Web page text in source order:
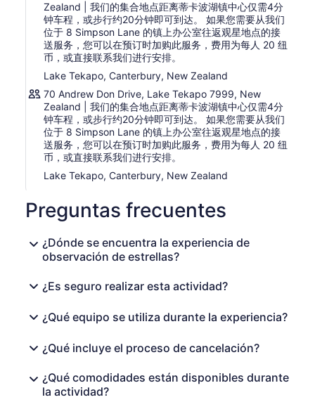
Zealand | 我们的集合地点距离蒂卡波湖镇中心仅需4分
钟车程，或步行约20分钟即可到达。 如果您需要从我们
位于 8 Simpson Lane 的镇上办公室往返观星地点的接
送服务，您可以在预订时加购此服务，费用为每人 20 纽
币，或直接联系我们进行安排。
Lake Tekapo, Canterbury, New Zealand
70 Andrew Don Drive, Lake Tekapo 7999, New
Zealand | 我们的集合地点距离蒂卡波湖镇中心仅需4分
钟车程，或步行约20分钟即可到达。 如果您需要从我们
位于 8 Simpson Lane 的镇上办公室往返观星地点的接
送服务，您可以在预订时加购此服务，费用为每人 20 纽
币，或直接联系我们进行安排。
Lake Tekapo, Canterbury, New Zealand
Preguntas frecuentes
¿Dónde se encuentra la experiencia de
observación de estrellas?
¿Es seguro realizar esta actividad?
¿Qué equipo se utiliza durante la experiencia?
¿Qué incluye el proceso de cancelación?
¿Qué comodidades están disponibles durante
la actividad?